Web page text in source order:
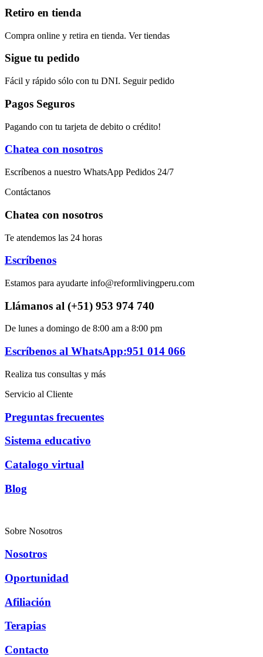
Retiro en tienda
Compra online y retira en tienda. Ver tiendas
Sigue tu pedido
Fácil y rápido sólo con tu DNI. Seguir pedido
Pagos Seguros
Pagando con tu tarjeta de debito o crédito!
Chatea con nosotros
Escríbenos a nuestro WhatsApp Pedidos 24/7
Contáctanos
Chatea con nosotros
Te atendemos las 24 horas
Escríbenos
Estamos para ayudarte info@reformlivingperu.com
Llámanos al (+51) 953 974 740
De lunes a domingo de 8:00 am a 8:00 pm
Escríbenos al WhatsApp:951 014 066
Realiza tus consultas y más
Servicio al Cliente
Preguntas frecuentes
Sistema educativo
Catalogo virtual
Blog
Sobre Nosotros
Nosotros
Oportunidad
Afiliación
Terapias
Contacto